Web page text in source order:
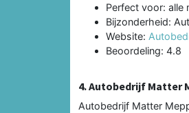
Perfect voor: alle
Bijzonderheid:
Website:
Beoordeling: 4.8
4. Autobedrijf Matter
Autobedrijf Matter